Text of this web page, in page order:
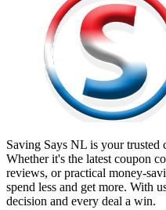
Saving Says NL is your trusted
Whether it's the latest coupon
reviews, or practical money-
spend less and get more. With
decision and every deal a win.